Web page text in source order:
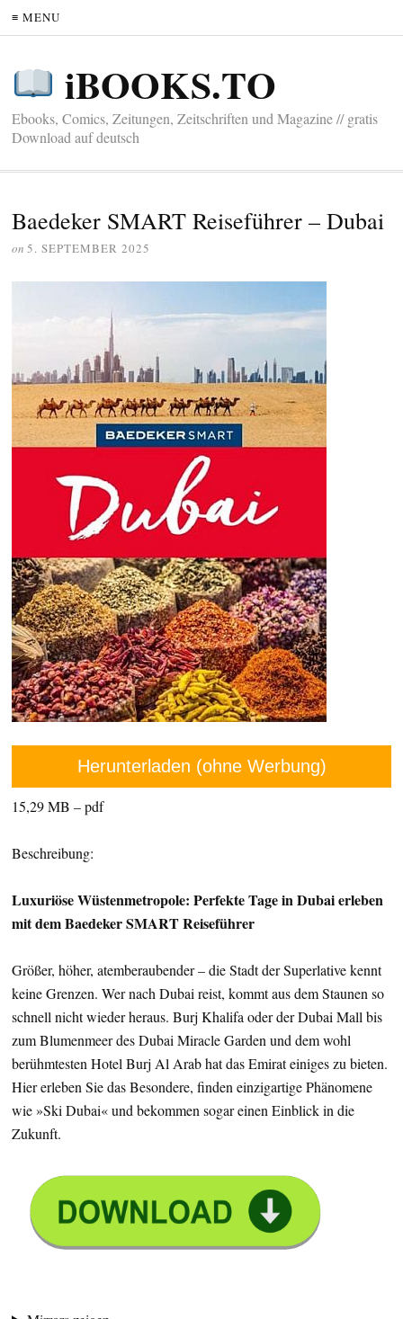
≡ MENU
iBOOKS.TO
Ebooks, Comics, Zeitungen, Zeitschriften und Magazine // gratis
Download auf deutsch
Baedeker SMART Reiseführer – Dubai
on 5. SEPTEMBER 2025
Herunterladen (ohne Werbung)
15,29 MB – pdf
Beschreibung:
Luxuriöse Wüstenmetropole: Perfekte Tage in Dubai erleben
mit dem Baedeker SMART Reiseführer
Größer, höher, atemberaubender – die Stadt der Superlative kennt
keine Grenzen. Wer nach Dubai reist, kommt aus dem Staunen so
schnell nicht wieder heraus. Burj Khalifa oder der Dubai Mall bis
zum Blumenmeer des Dubai Miracle Garden und dem wohl
berühmtesten Hotel Burj Al Arab hat das Emirat einiges zu bieten.
Hier erleben Sie das Besondere, finden einzigartige Phänomene
wie »Ski Dubai« und bekommen sogar einen Einblick in die
Zukunft.